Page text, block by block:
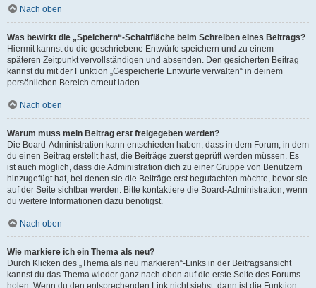
Nach oben
Was bewirkt die „Speichern“-Schaltfläche beim Schreiben eines Beitrags?
Hiermit kannst du die geschriebene Entwürfe speichern und zu einem
späteren Zeitpunkt vervollständigen und absenden. Den gesicherten Beitrag
kannst du mit der Funktion „Gespeicherte Entwürfe verwalten“ in deinem
persönlichen Bereich erneut laden.
Nach oben
Warum muss mein Beitrag erst freigegeben werden?
Die Board-Administration kann entschieden haben, dass in dem Forum, in dem
du einen Beitrag erstellt hast, die Beiträge zuerst geprüft werden müssen. Es
ist auch möglich, dass die Administration dich zu einer Gruppe von Benutzern
hinzugefügt hat, bei denen sie die Beiträge erst begutachten möchte, bevor sie
auf der Seite sichtbar werden. Bitte kontaktiere die Board-Administration, wenn
du weitere Informationen dazu benötigst.
Nach oben
Wie markiere ich ein Thema als neu?
Durch Klicken des „Thema als neu markieren“-Links in der Beitragsansicht
kannst du das Thema wieder ganz nach oben auf die erste Seite des Forums
holen. Wenn du den entsprechenden Link nicht siehst, dann ist die Funktion